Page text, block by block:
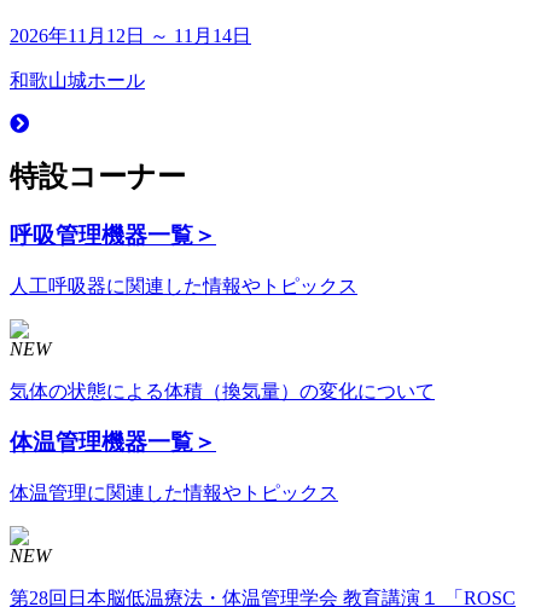
2026年11月12日 ～ 11月14日
和歌山城ホール
特設コーナー
呼吸管理機器一覧＞
人工呼吸器に関連した情報やトピックス
NEW
気体の状態による体積（換気量）の変化について
体温管理機器一覧＞
体温管理に関連した情報やトピックス
NEW
第28回日本脳低温療法・体温管理学会 教育講演１ 「ROSC